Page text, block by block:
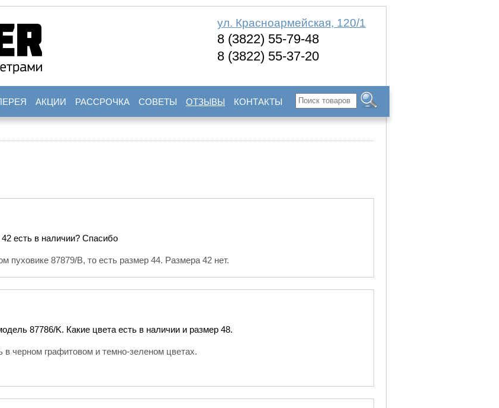
ул. Красноармейская, 120/1
8 (3822) 55-79-48
8 (3822) 55-37-20
АКЦИИ РАССРОЧКА СОВЕТЫ ОТЗЫВЫ КОНТАКТЫ
есть в наличии? Спасибо
пуховике 87879/В, то есть размер 44. Размера 42 нет.
87786/K. Какие цвета есть в наличии и размер 48.
в черном графитовом и темно-зеленом цветах.